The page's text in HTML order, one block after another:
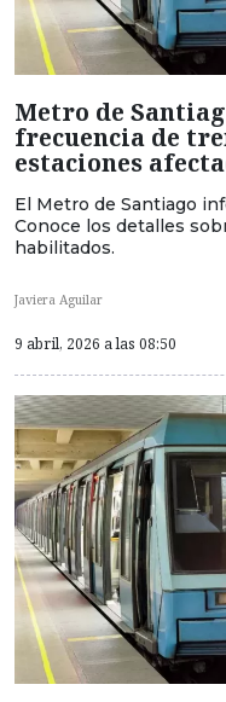
Metro de
frecuencia de
estaciones
El Metro de Santiago
Conoce los detalles
habilitados.
Javiera Aguilar
9 abril, 2026 a las 08:50